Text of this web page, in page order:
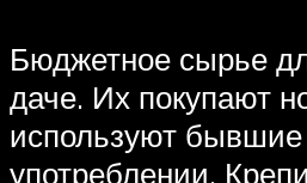
Бюджетное сырье
даче. Их покупают
используют бывшие
употреблении.